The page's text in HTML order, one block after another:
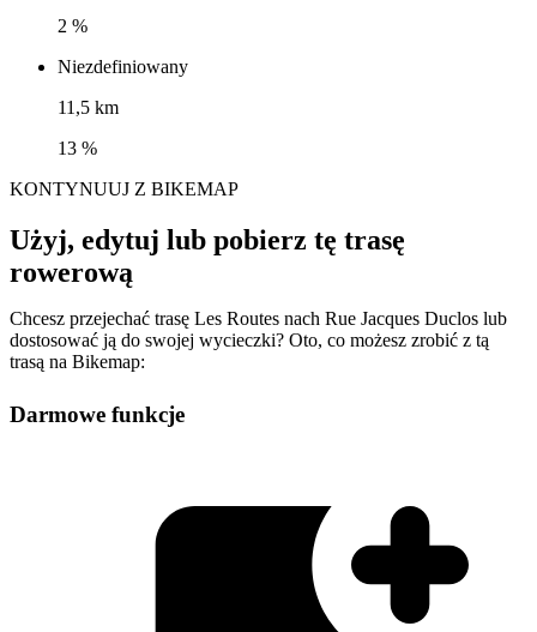
2 %
Niezdefiniowany
11,5 km
13 %
KONTYNUUJ Z BIKEMAP
Użyj, edytuj lub pobierz tę trasę
rowerową
Chcesz przejechać trasę Les Routes nach Rue Jacques Duclos lub
dostosować ją do swojej wycieczki? Oto, co możesz zrobić z tą
trasą na Bikemap:
Darmowe funkcje